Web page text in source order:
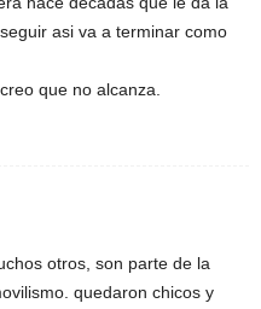
asi va a terminar como
que no alcanza.
otros, son parte de la
quedaron chicos y